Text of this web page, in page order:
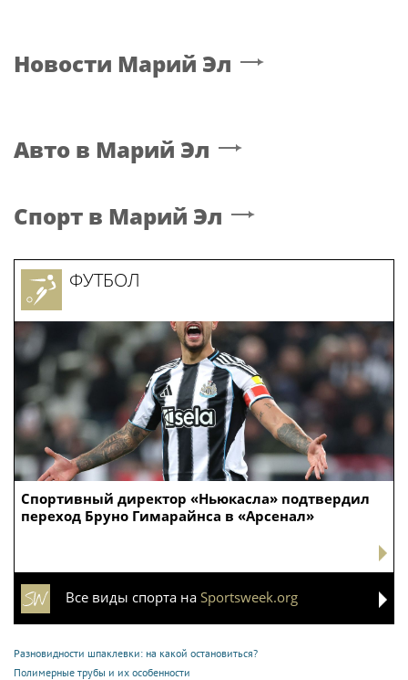
Новости Марий Эл
Авто в Марий Эл
Спорт в Марий Эл
Спортивный директор «Ньюкасла» подтвердил
переход Бруно Гимарайнса в «Арсенал»
ФУТБОЛ
Все виды спорта на Sportsweek.org
Разновидности шпаклевки: на какой остановиться?
Полимерные трубы и их особенности